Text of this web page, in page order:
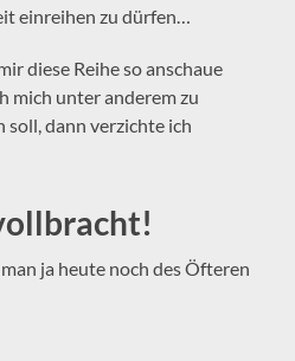
einreihen zu dürfen…
diese Reihe so anschaue
mich unter anderem zu
soll, dann verzichte ich
ja heute noch des Öfteren